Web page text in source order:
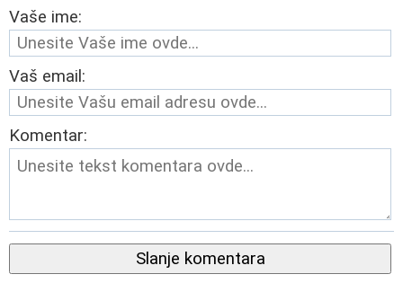
Vaše ime:
Vaš email:
Komentar:
Slanje komentara